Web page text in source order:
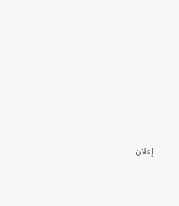
إعلان